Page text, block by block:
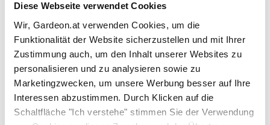
Diese Webseite verwendet Cookies
Wir, Gardeon.at verwenden Cookies, um die
Funktionalität der Website sicherzustellen und mit Ihrer
Zustimmung auch, um den Inhalt unserer Websites zu
personalisieren und zu analysieren sowie zu
Marketingzwecken, um unsere Werbung besser auf Ihre
Interessen abzustimmen. Durch Klicken auf die
Schaltfläche "Ich verstehe" stimmen Sie der Verwendung
überlebt jedes Ungewitter. Alles aus dem Angebot
verfügt dank den qualitativen Materialien von
renommierten Herstellen wie z.B. Hörmann über eine
lange Lebensdauer und Wartungsfreiheit. Dank der
Möglichkeit selbst die Farben der Bestandteile
GARDEON mit seiner Umgebung schön harmonisieren.